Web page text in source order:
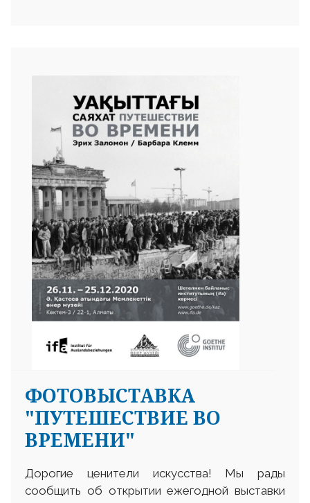
ФОТОВЫСТАВКА
"ПУТЕШЕСТВИЕ ВО
ВРЕМЕНИ"
Дорогие ценители искусства! Мы рады
сообщить об открытии ежегодной выставки